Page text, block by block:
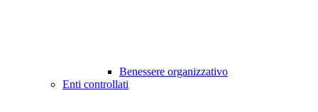
Benessere organizzativo
Enti controllati